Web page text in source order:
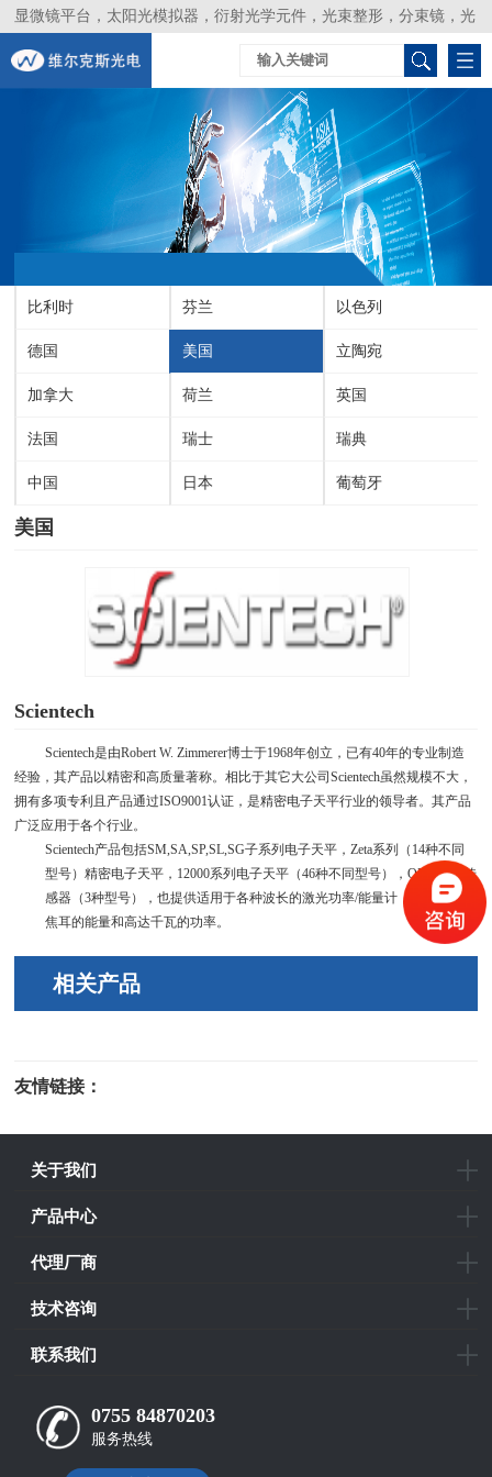
显微镜平台，太阳光模拟器，衍射光学元件，光束整形，分束镜，光
谱仪，生物激光器，光束分析仪，Layertec
比利时 芬兰 以色列
德国 美国 立陶宛
加拿大 荷兰 英国
法国 瑞士 瑞典
中国 日本 葡萄牙
美国
Scientech
Scientech是由Robert W. Zimmerer博士于1968年创立，已有40年的专业制造
经验，其产品以精密和高质量著称。相比于其它大公司Scientech虽然规模不大，
拥有多项专利且产品通过ISO9001认证，是精密电子天平行业的领导者。其产品
广泛应用于各个行业。
Scientech产品包括SM,SA,SP,SL,SG子系列电子天平，Zeta系列（ 14种不同
型号）精密电子天平， 12000系列电子天平（46种不同型号），OEM重力传
感器（3种型号），也提供适用于各种波长的激光功率/能量计，能测量纳米
焦耳的能量和高达千瓦的功率。
相关产品
友情链接：
关于我们
产品中心
代理厂商
技术咨询
联系我们
0755 84870203
服务热线